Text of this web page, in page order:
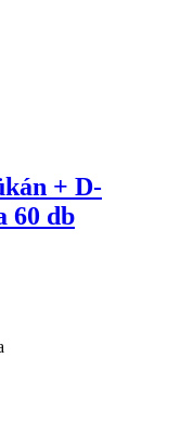
+ D-
60 db